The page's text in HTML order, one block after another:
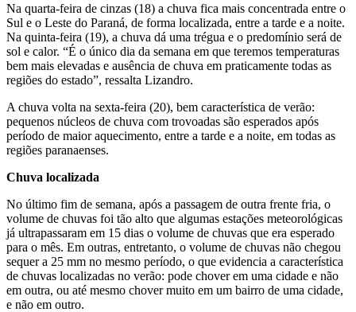
Na quarta-feira de cinzas (18) a chuva fica mais concentrada entre o
Sul e o Leste do Paraná, de forma localizada, entre a tarde e a noite.
Na quinta-feira (19), a chuva dá uma trégua e o predomínio será de
sol e calor. “É o único dia da semana em que teremos temperaturas
bem mais elevadas e ausência de chuva em praticamente todas as
regiões do estado”, ressalta Lizandro.
A chuva volta na sexta-feira (20), bem característica de verão:
pequenos núcleos de chuva com trovoadas são esperados após
período de maior aquecimento, entre a tarde e a noite, em todas as
regiões paranaenses.
Chuva localizada
No último fim de semana, após a passagem de outra frente fria, o
volume de chuvas foi tão alto que algumas estações meteorológicas
já ultrapassaram em 15 dias o volume de chuvas que era esperado
para o mês. Em outras, entretanto, o volume de chuvas não chegou
sequer a 25 mm no mesmo período, o que evidencia a característica
de chuvas localizadas no verão: pode chover em uma cidade e não
em outra, ou até mesmo chover muito em um bairro de uma cidade,
e não em outro.